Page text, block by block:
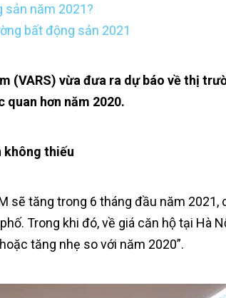
sản năm 2021?
bất động sản 2021
(VARS) vừa đưa ra dự báo về thị
quan hơn năm 2020.
không thiếu
sẽ tăng trong 6 tháng đầu năm
Trong khi đó, về giá căn hộ tại Hà
tăng nhẹ so với năm 2020”.